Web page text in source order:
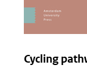
Cycling